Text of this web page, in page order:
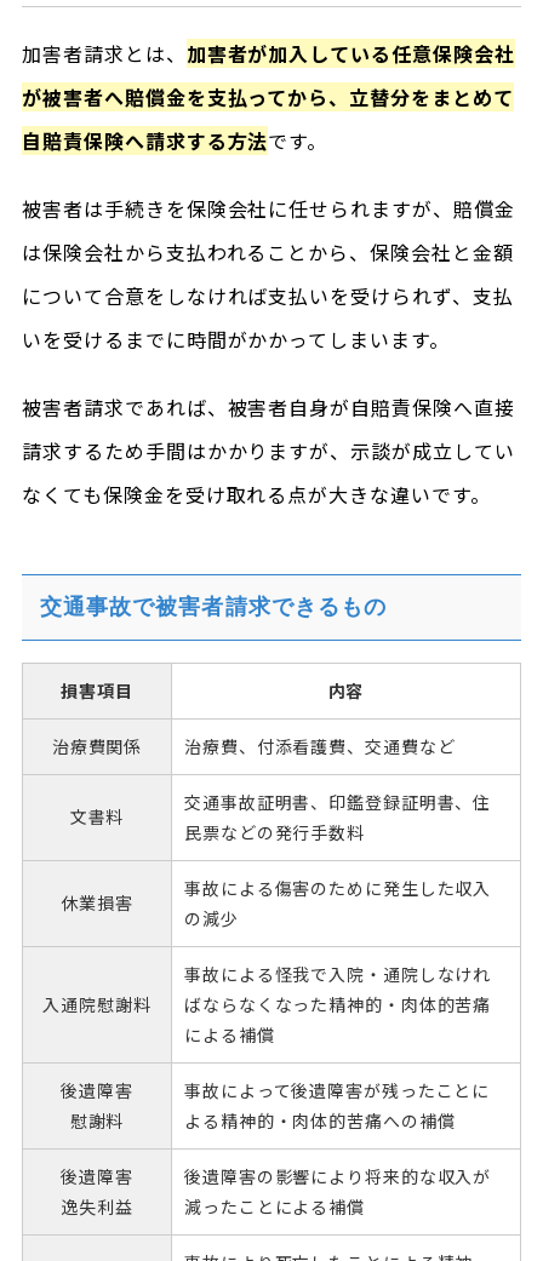
加害者請求とは、 加害者が加入している任意保険会社
が被害者へ賠償金を支払ってから、立替分をまとめて
自賠責保険へ請求する方法です。
被害者は手続きを保険会社に任せられますが、賠償金
は保険会社から支払われることから、保険会社と金額
について合意をしなければ支払いを受けられず、支払
いを受けるまでに時間がかかってしまいます。
被害者請求であれば、被害者自身が自賠責保険へ直接
請求するため手間はかかりますが、示談が成立してい
なくても保険金を受け取れる点が大きな違いです。
交通事故で被害者請求できるもの
損害項目 内容
治療費関係 治療費、付添看護費、交通費など
文書料
交通事故証明書、印鑑登録証明書、住
民票などの発行手数料
休業損害
事故による傷害のために発生した収入
の減少
入通院慰謝料
事故による怪我で入院・通院しなけれ
ばならなくなった精神的・肉体的苦痛
による補償
後遺障害
慰謝料
事故によって後遺障害が残ったことに
よる精神的・肉体的苦痛への補償
後遺障害
逸失利益
後遺障害の影響により将来的な収入が
減ったことによる補償